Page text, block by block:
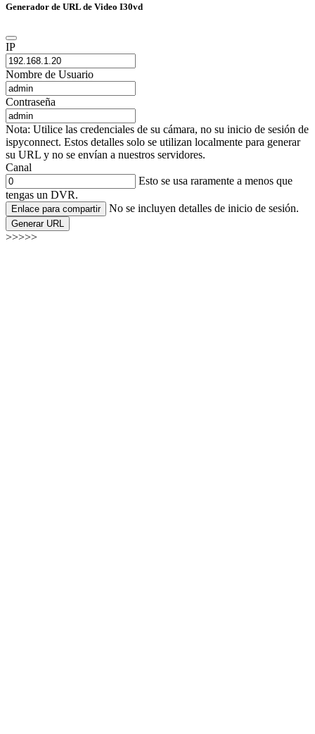
Generador de URL de Video I30vd
IP
Nombre de Usuario
Contraseña
Nota: Utilice las credenciales de su cámara, no su inicio de sesión de
ispyconnect. Estos detalles solo se utilizan localmente para generar
su URL y no se envían a nuestros servidores.
Canal
Esto se usa raramente a menos que
tengas un DVR.
Enlace para compartir No se incluyen detalles de inicio de sesión.
Generar URL
>>>>>